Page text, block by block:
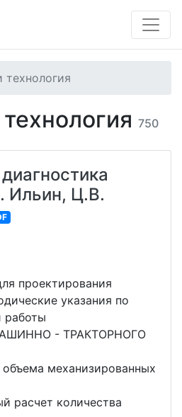
технология
750
Ц.В.
проектирования
указания по
работы
- ТРАКТОРНОГО
объема механизированных
расчет количества